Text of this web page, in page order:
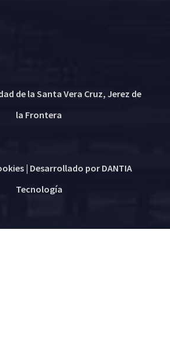
de la Santa Vera Cruz, Jerez de
la Frontera
| Desarrollado por DANTIA
Tecnología